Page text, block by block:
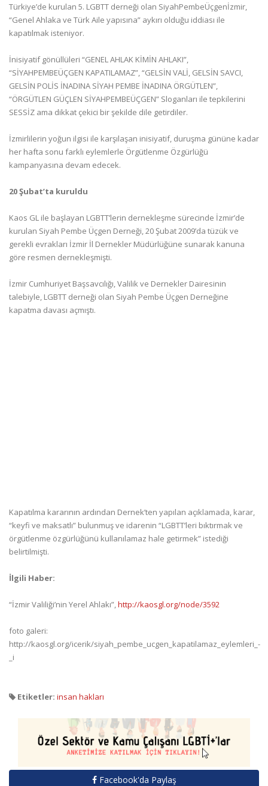
Türkiye’de kurulan 5. LGBTT derneği olan SiyahPembeÜçgenİzmir,
“Genel Ahlaka ve Türk Aile yapısına” aykırı olduğu iddiası ile
kapatılmak isteniyor.
İnisiyatif gönüllüleri “GENEL AHLAK KİMİN AHLAKI”,
“SİYAHPEMBEÜÇGEN KAPATILAMAZ”, “GELSİN VALİ, GELSİN SAVCI,
GELSİN POLİS İNADINA SİYAH PEMBE İNADINA ÖRGÜTLEN”,
“ÖRGÜTLEN GÜÇLEN SİYAHPEMBEÜÇGEN” Sloganları ile tepkilerini
SESSİZ ama dikkat çekici bir şekilde dile getirdiler.
İzmirlilerin yoğun ilgisi ile karşılaşan inisiyatif, duruşma gününe kadar
her hafta sonu farklı eylemlerle Örgütlenme Özgürlüğü
kampanyasına devam edecek.
20 Şubat’ta kuruldu
Kaos GL ile başlayan LGBTT’lerin dernekleşme sürecinde İzmir’de
kurulan Siyah Pembe Üçgen Derneği, 20 Şubat 2009’da tüzük ve
gerekli evrakları İzmir İl Dernekler Müdürlüğüne sunarak kanuna
göre resmen dernekleşmişti.
İzmir Cumhuriyet Başsavcılığı, Valilik ve Dernekler Dairesinin
talebiyle, LGBTT derneği olan Siyah Pembe Üçgen Derneğine
kapatma davası açmıştı.
Kapatılma kararının ardından Dernek’ten yapılan açıklamada, karar,
“keyfi ve maksatlı” bulunmuş ve idarenin “LGBTT’leri bıktırmak ve
örgütlenme özgürlüğünü kullanılamaz hale getirmek” istediği
belirtilmişti.
İlgili Haber:
“İzmir Valiliği’nin Yerel Ahlakı”,http://kaosgl.org/node/3592
foto galeri:
http://kaosgl.org/icerik/siyah_pembe_ucgen_kapatilamaz_eylemleri_-
_i
Etiketler: insan hakları
Facebook'da Paylaş